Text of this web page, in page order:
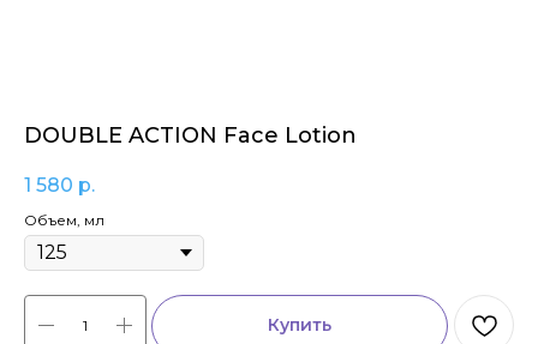
DOUBLE ACTION Face Lotion
1 580 р.
Объем, мл
Купить